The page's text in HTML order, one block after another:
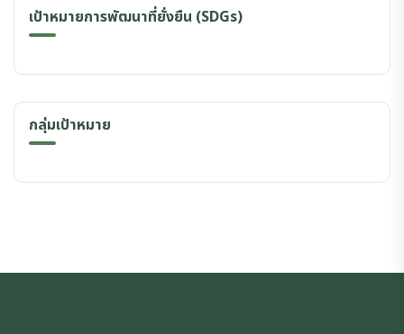
เป้าหมายการพัฒนาที่ยั่งยืน (SDGs)
กลุ่มเป้าหมาย